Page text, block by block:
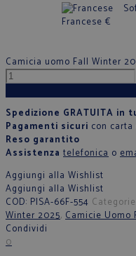
Francese €
Camicia uomo Fall Winter
Spedizione GRATUITA
Pagamenti sicuri con
Reso garantito
Assistenza telefonica o
Aggiungi alla Wishlist
Aggiungi alla Wishlist
COD: PISA-66F-554
Winter 2025, Camicie Uomo
Condividi
0